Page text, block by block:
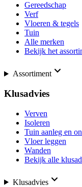
Gereedschap
Verf
Vloeren & tegels
Tuin
Alle merken
Bekijk het
Assortiment
Klusadvies
Verven
Isoleren
Tuin aanleg en
Vloer leggen
Wanden
Bekijk alle
Klusadvies